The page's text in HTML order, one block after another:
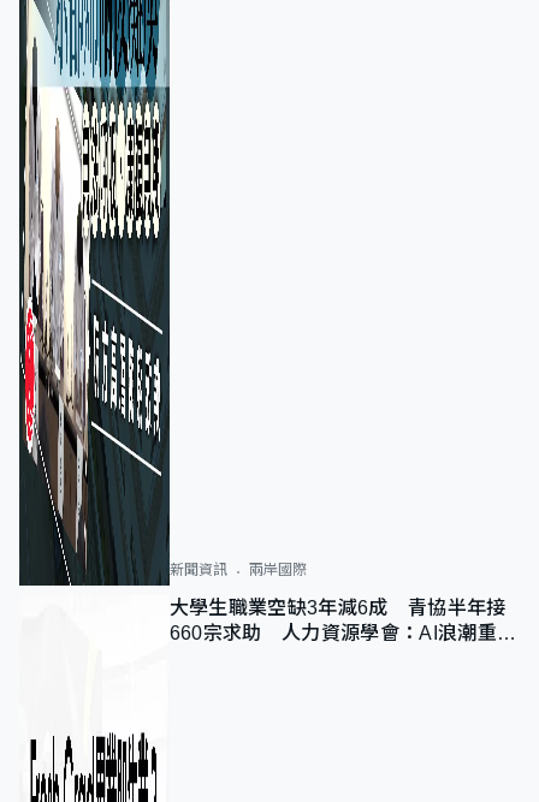
新聞資訊 兩岸國際
大學生職業空缺3年減6成 青協半年接
660宗求助 人力資源學會：AI浪潮重整